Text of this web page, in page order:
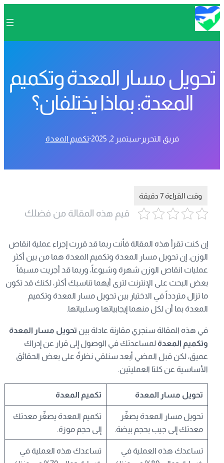
تحويل مسار المعدة وتكميم
المعدة: بماذا يختلفان؟
فريق التحرير·سبتمبر 2, 2025 ·تكميم المعدة
قيم هذه المقالة من فضلك
إن كنت تقرأ هذه المقالة فأنت ربما قد قررت إجراء عملية انقاص
الوزن. إن تحويل مسار المعدة وتكميم المعدة هما من بين أكثر
عمليات انقاص الوزن شهرة وشيوعاً، وربما قد أجريت مسبقاً
بعض البحث على الإنترنت لترى أيهما تناسبك أكثر، لكنك قد تكون
ما تزال متردداً في الاختيار بين تحويل مسار المعدة وتكميم
المعدة بما أن لكل منهما إيجابياتها وسلبياتها.
في هذه المقالة سنجري مقارنة عادلة بين تحويل مسار المعدة
وتكميم المعدة لمساعدتك في الوصول إلى قرار عن إدراك
عميق، لكن قبل المضي أبعد سنلقي نظرةً على بعض الحقائق
الأساسية عن كلتا العمليتين.
تحويل مسار المعدة تكميم المعدة
تحويل مسار المعدة يصغِّر
معدتك إلى جيب بحجم بيضة.
تكميم المعدة يصغِّر معدتك
إلى حجم موزة.
تساعدك هذه العملية في
تساعدك هذه العملية في